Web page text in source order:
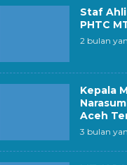
Staf
PHTC
2 bulan
Kepala
Aceh
3 bulan